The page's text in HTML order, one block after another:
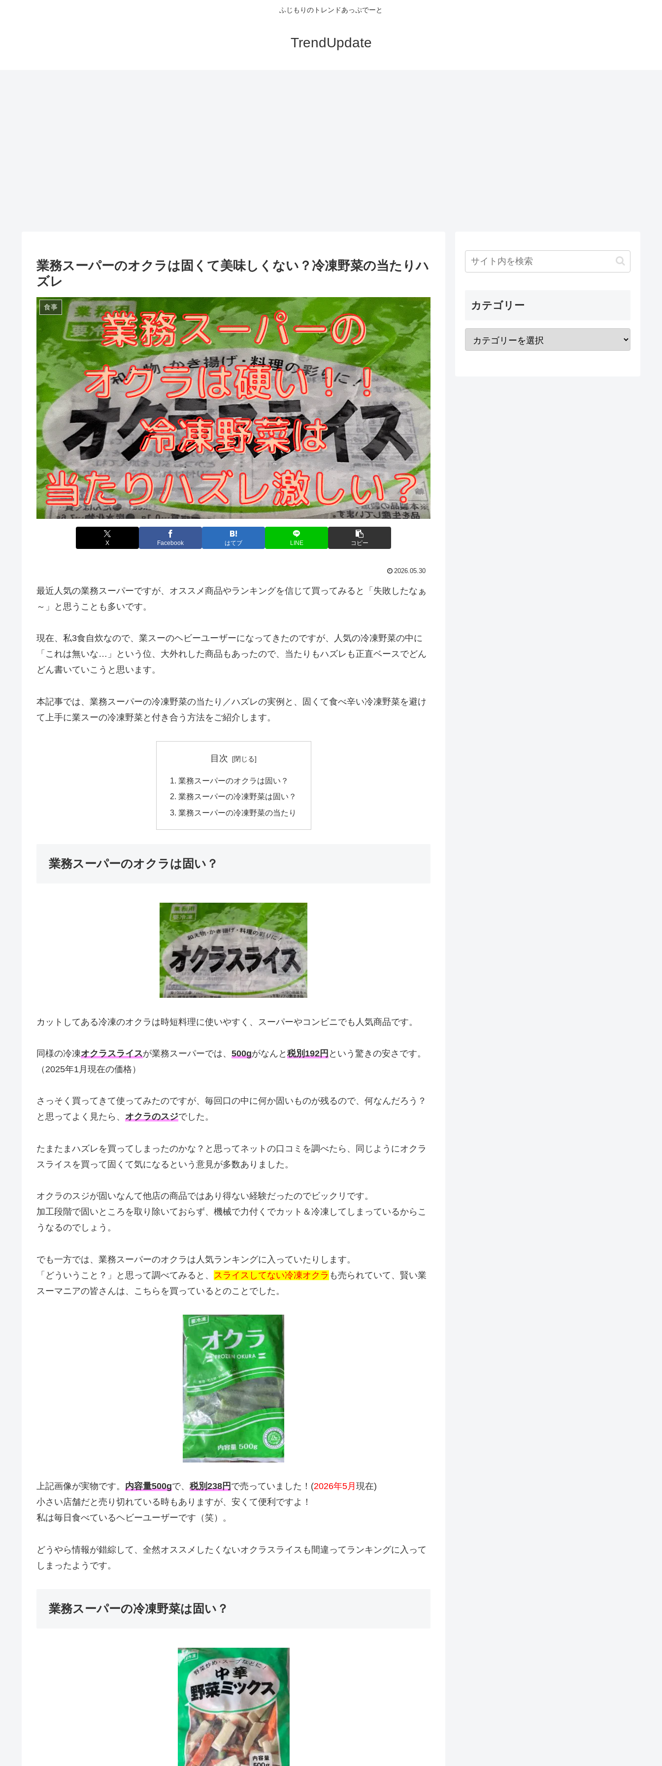
ふじもりのトレンドあっぷでーと
TrendUpdate
業務スーパーのオクラは固くて美味しくない？冷凍野菜の当たりハ
ズレ
食事
X Facebook はてブ LINE コピー
2026.05.30
最近人気の業務スーパーですが、オススメ商品やランキングを信じて買ってみると「失敗したなぁ
～」と思うことも多いです。
現在、私3食自炊なので、業スーのヘビーユーザーになってきたのですが、人気の冷凍野菜の中に
「これは無いな…」という位、大外れした商品もあったので、当たりもハズレも正直ベースでどん
どん書いていこうと思います。
本記事では、業務スーパーの冷凍野菜の当たり／ハズレの実例と、固くて食べ辛い冷凍野菜を避け
て上手に業スーの冷凍野菜と付き合う方法をご紹介します。
目次
業務スーパーのオクラは固い？
業務スーパーの冷凍野菜は固い？
業務スーパーの冷凍野菜の当たり
業務スーパーのオクラは固い？
カットしてある冷凍のオクラは時短料理に使いやすく、スーパーやコンビニでも人気商品です。
同様の冷凍オクラスライスが業務スーパーでは、 500gがなんと 税別192円 という驚きの安さです。
（2025年1月現在の価格）
さっそく買ってきて使ってみたのですが、毎回口の中に何か固いものが残るので、何なんだろう？
と思ってよく見たら、 オクラのスジでした。
たまたまハズレを買ってしまったのかな？と思ってネットの口コミを調べたら、同じようにオクラ
スライスを買って固くて気になるという意見が多数ありました。
オクラのスジが固いなんて他店の商品ではあり得ない経験だったのでビックリです。
加工段階で固いところを取り除いておらず、機械で力付くでカット＆冷凍してしまっているからこ
うなるのでしょう。
でも一方では、業務スーパーのオクラは人気ランキングに入っていたりします。
「どういうこと？」と思って調べてみると、
スライスしてない冷凍オクラ も売られていて、賢い業
スーマニアの皆さんは、こちらを買っているとのことでした。
上記画像が実物です。 内容量500gで、 税別238円で売っていました！(2026年5月 現在)
小さい店舗だと売り切れている時もありますが、安くて便利ですよ！
私は毎日食べているヘビーユーザーです（笑）。
どうやら情報が錯綜して、全然オススメしたくないオクラスライスも間違ってランキングに入って
しまったようです。
業務スーパーの冷凍野菜は固い？
カテゴリー